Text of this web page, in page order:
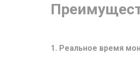
1. Реальное время